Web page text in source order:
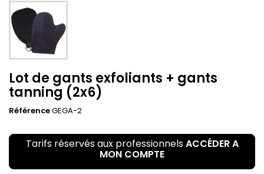
Lot de gants exfoliants + gants
tanning (2x6)
RéférenceGEGA-2
Tarifs réservés aux professionnelsACCÉDER A
MON COMPTE